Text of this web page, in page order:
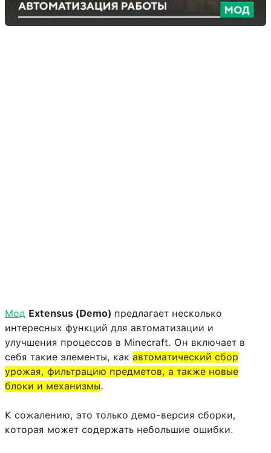
Мод Extensus (Demo) предлагает несколько
интересных функций для автоматизации и
улучшения процессов в Minecraft. Он включает в
себя такие элементы, как автоматический сбор
урожая, фильтрацию предметов, а также новые
блоки и механизмы.
К сожалению, это только демо-версия сборки,
которая может содержать небольшие ошибки.